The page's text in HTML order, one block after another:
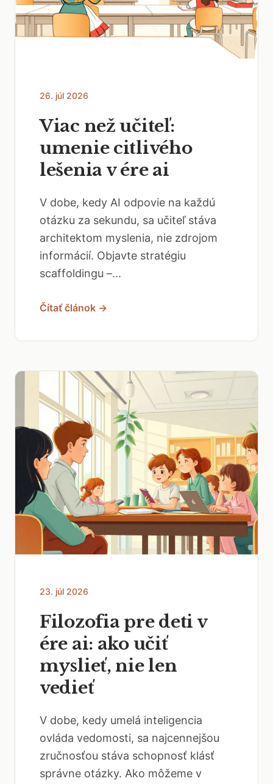
26. júl 2026
Viac než učiteľ:
umenie citlivého
lešenia v ére ai
V dobe, kedy AI odpovie na každú
otázku za sekundu, sa učiteľ stáva
architektom myslenia, nie zdrojom
informácií. Objavte stratégiu
scaffoldingu –...
Čítať článok →
23. júl 2026
Filozofia pre deti v
ére ai: ako učiť
myslieť, nie len
vedieť
V dobe, kedy umelá inteligencia
ovláda vedomosti, sa najcennejšou
zručnosťou stáva schopnosť klásť
správne otázky. Ako môžeme v